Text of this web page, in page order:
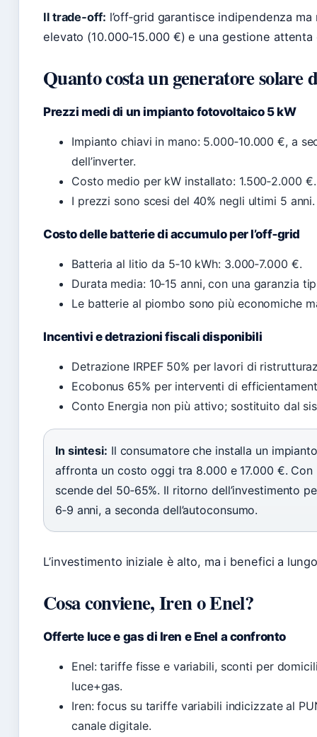
Il trade‑off: l’off‑grid garantisce indipendenza
elevato (10.000‑15.000 €) e una gestione attenta
Quanto costa un generatore solare
Prezzi medi di un impianto fotovoltaico 5 kW
Impianto chiavi in mano: 5.000‑10.000 €, a
dell’inverter.
Costo medio per kW installato: 1.500‑2.000 €.
I prezzi sono scesi del 40% negli ultimi 5 anni.
Costo delle batterie di accumulo per l’off‑grid
Batteria al litio da 5‑10 kWh: 3.000‑7.000 €.
Durata media: 10‑15 anni, con una garanzia
Le batterie al piombo sono più economiche
Incentivi e detrazioni fiscali disponibili
Detrazione IRPEF 50% per lavori di
Ecobonus 65% per interventi di
Conto Energia non più attivo; sostituito dal
In sintesi: Il consumatore che installa un
affronta un costo oggi tra 8.000 e 17.000 €.
scende del 50‑65%. Il ritorno dell’investimento
6‑9 anni, a seconda dell’autoconsumo.
L’investimento iniziale è alto, ma i benefici a
Cosa conviene, Iren o Enel?
Offerte luce e gas di Iren e Enel a confronto
Enel: tariffe fisse e variabili, sconti per
luce+gas.
Iren: focus su tariffe variabili indicizzate al
canale digitale.